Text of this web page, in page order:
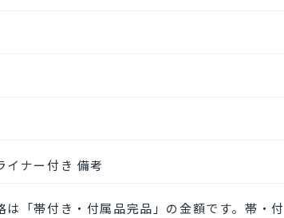
イナー付き 備考
は「帯付き・付属品完品」の金額です。帯・付